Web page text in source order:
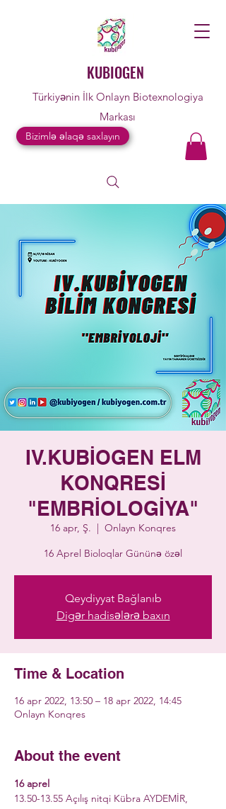
KUBIOGEN
Türkiyənin İlk Onlayn Biotexnologiya
Markası
Bizimlə əlaqə saxlayın
IV.KUBİOGEN ELM
KONQRESİ
"EMBRİOLOGİYA"
16 apr, Ş.
Onlayn Konqres
16 Aprel Bioloqlar Gününə özəl
Qeydiyyat Bağlanıb
Digər hadisələrə baxın
Time & Location
16 apr 2022, 13:50 – 18 apr 2022, 14:45
Onlayn Konqres
About the event
16 aprel
13.50-13.55 Açılış nitqi Kübra AYDEMİR,